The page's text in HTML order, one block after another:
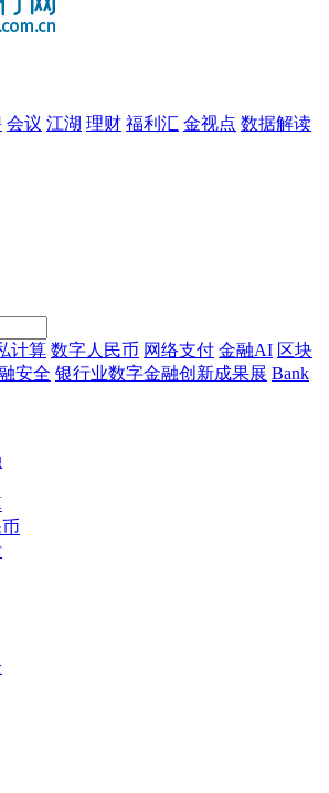
会议 江湖 理财 福利汇 金视点 数据解读
计算 数字人民币 网络支付 金融AI 区块
安全 银行业数字金融创新成果展 Bank